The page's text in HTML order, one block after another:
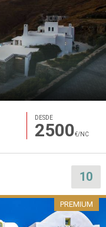
DESDE
2500€/NC
10
PREMIUM